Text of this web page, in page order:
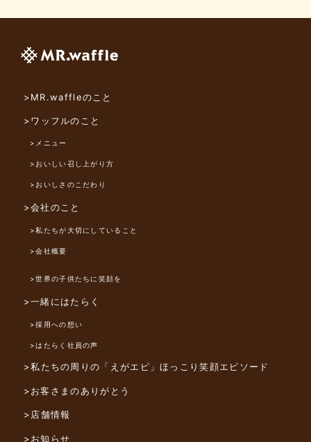
>MR.waffleのこと
>ワッフルのこと
>メニュー
>おいしい召し上がり方
>おいしさのこだわり
>会社のこと
>私たちが大切にしていること
>会社概要
>世界の子供たちに笑顔を
>一緒にはたらく
>採用への想い
>はたらく社員の声
>私たちの周りの「えがエピ」ほっこり笑顔エピソード
>お客さまのありがとう
>店舗情報
>お知らせ